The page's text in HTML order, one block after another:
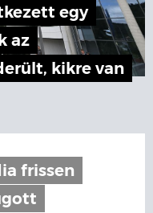
egy
az
kikre van
frissen